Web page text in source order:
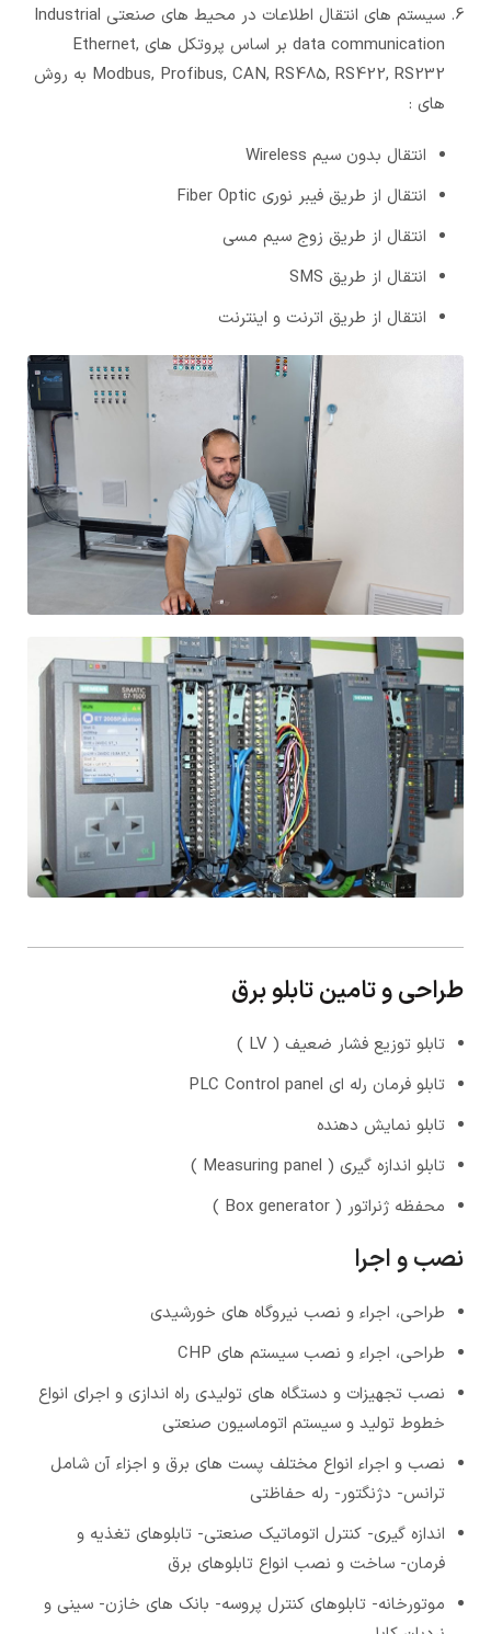
سیستم های انتقال اطلاعات در محیط های صنعتی Industrial
data communication بر اساس پروتکل های Ethernet,
Modbus, Profibus, CAN, RS485, RS422, RS232 به روش
های :
انتقال بدون سیم Wireless
انتقال از طریق فیبر نوری Fiber Optic
انتقال از طریق زوج سیم مسی
انتقال از طریق SMS
انتقال از طریق اترنت و اینترنت
طراحی و تامین تابلو برق
تابلو توزیع فشار ضعیف ( LV )
تابلو فرمان رله ای PLC Control panel
تابلو نمایش دهنده
تابلو اندازه گیری ( Measuring panel )
محفظه ژنراتور ( Box generator )
نصب و اجرا
طراحی، اجراء و نصب نیروگاه هاي خورشیدي
طراحی، اجراء و نصب سیستم هاي CHP
نصب تجهیزات و دستگاه هاي تولیدي راه اندازي و اجراي انواع
خطوط تولید و سیستم اتوماسیون صنعتی
نصب و اجراء انواع مختلف پست هاي برق و اجزاء آن شامل
ترانس- دژنگتور- رله حفاظتی
اندازه گیري- کنترل اتوماتیک صنعتی- تابلوهاي تغذیه و
فرمان- ساخت و نصب انواع تابلوهاي برق
موتورخانه- تابلوهاي کنترل پروسه- بانک هاي خازن- سینی و